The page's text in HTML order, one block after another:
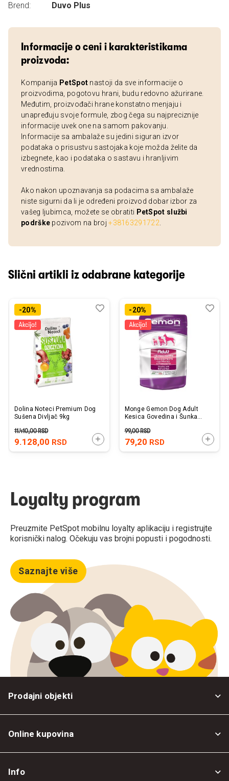
Brend:
Duvo Plus
Informacije o ceni i karakteristikama
proizvoda:
Kompanija PetSpot nastoji da sve informacije o
proizvodima, pogotovu hrani, budu redovno ažurirane.
Međutim, proizvođači hrane konstatno menjaju i
unapređuju svoje formule, zbog čega su najpreciznije
informacije uvek one na samom pakovanju.
Informacije sa ambalaže su jedini siguran izvor
podataka o prisustvu sastojaka koje možda želite da
izbegnete, kao i podataka o sastavu i hranljivim
vrednostima.
Ako nakon upoznavanja sa podacima sa ambalaže
niste sigurni da li je određeni proizvod dobar izbor za
vašeg ljubimca, možete se obratiti PetSpot službi
podrške pozivom na broj+38163291722
Slični artikli iz odabrane kategorije
-20%
Dolina Noteci Premium Dog
Sušena Divljač 9kg
9.128,00 RSD
11.410,00RSD
DODAJTE U KORPU
Dodaj
Uporedi-20%
Monge Gemon Dog Adult
Kesica Govedina i Šunka
79,20 RSD
99,00RSD
Loyalty program
Preuzmite PetSpot mobilnu loyalty aplikaciju i registrujte
korisnički nalog. Očekuju vas brojni popusti i pogodnosti.
Saznajte više
Prodajni objekti
Online kupovina
Info